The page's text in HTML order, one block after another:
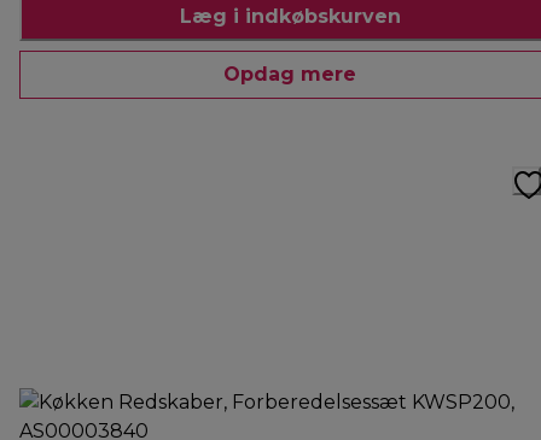
Læg i indkøbskurven
Opdag mere